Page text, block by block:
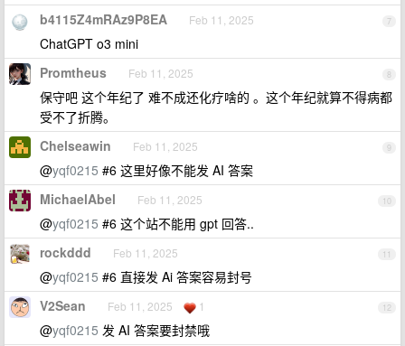
7
b4115Z4mRAz9P8EA Feb 11, 2025
ChatGPT o3 mini
8
Promtheus Feb 11, 2025
保守吧 这个年纪了 难不成还化疗啥的 。这个年纪就算不得病都
受不了折腾。
9
Chelseawin Feb 11, 2025
@yqf0215 #6 这里好像不能发 AI 答案
10
MichaelAbel Feb 11, 2025
@yqf0215 #6 这个站不能用 gpt 回答..
11
rockddd Feb 11, 2025
@yqf0215 #6 直接发 Ai 答案容易封号
12
V2Sean Feb 11, 2025 1
@yqf0215 发 AI 答案要封禁哦